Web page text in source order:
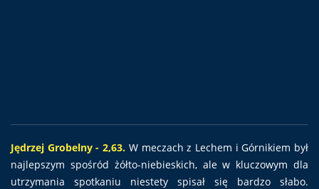
Jędrzej Grobelny - 2,63. W meczach z Lechem i Górnikiem był
najlepszym spośród żółto-niebieskich, ale w kluczowym dla
utrzymania spotkaniu niestety spisał się bardzo słabo.